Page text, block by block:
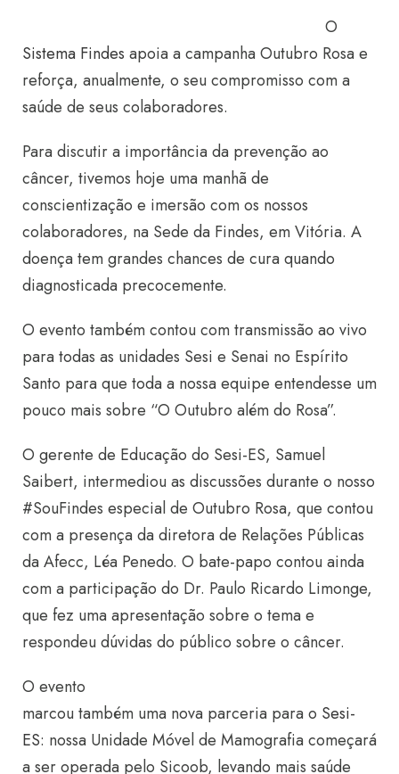
O
Sistema Findes apoia a campanha Outubro Rosa e
reforça, anualmente, o seu compromisso com a
saúde de seus colaboradores.
Para discutir a importância da prevenção ao
câncer, tivemos hoje uma manhã de
conscientização e imersão com os nossos
colaboradores, na Sede da Findes, em Vitória. A
doença tem grandes chances de cura quando
diagnosticada precocemente.
O evento também contou com transmissão ao vivo
para todas as unidades Sesi e Senai no Espírito
Santo para que toda a nossa equipe entendesse um
pouco mais sobre “O Outubro além do Rosa”.
O gerente de Educação do Sesi-ES, Samuel
Saibert, intermediou as discussões durante o nosso
#SouFindes especial de Outubro Rosa, que contou
com a presença da diretora de Relações Públicas
da Afecc, Léa Penedo. O bate-papo contou ainda
com a participação do Dr. Paulo Ricardo Limonge,
que fez uma apresentação sobre o tema e
respondeu dúvidas do público sobre o câncer.
O evento
marcou também uma nova parceria para o Sesi-
ES: nossa Unidade Móvel de Mamografia começará
a ser operada pelo Sicoob, levando mais saúde